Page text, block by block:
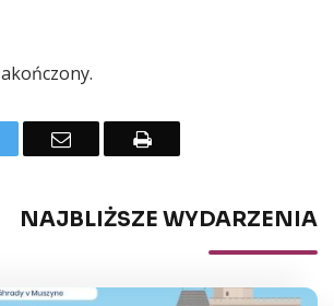
Email Drukuj
NAJBLIŻSZE WYDARZENIA